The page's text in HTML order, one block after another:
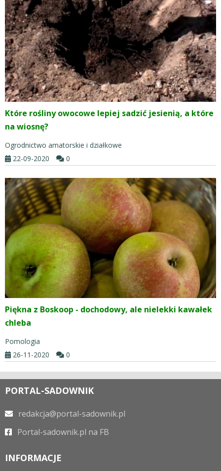
Które rośliny owocowe lepiej sadzić jesienią, a które
na wiosnę?
Ogrodnictwo amatorskie i działkowe
22-09-2020
0
Piękna z Boskoop - dochodowy, ale nielekki kawałek
chleba
Pomologia
26-11-2020
0
PORTAL-SADOWNIK
redakcja@portal-sadownik.pl
Portal-sadownik.pl na FB
INFORMACJE